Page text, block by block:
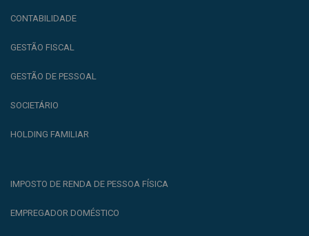
CONTABILIDADE
GESTÃO FISCAL
GESTÃO DE PESSOAL
SOCIETÁRIO
HOLDING FAMILIAR
IMPOSTO DE RENDA DE PESSOA FÍSICA
EMPREGADOR DOMÉSTICO